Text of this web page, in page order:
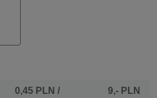
0,45 PLN /
9,- PLN